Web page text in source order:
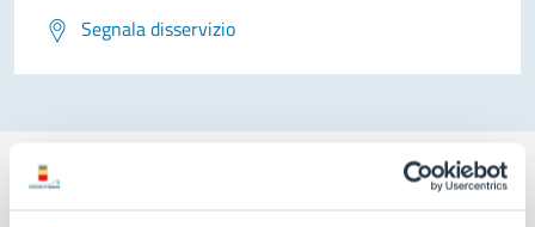
Segnala disservizio